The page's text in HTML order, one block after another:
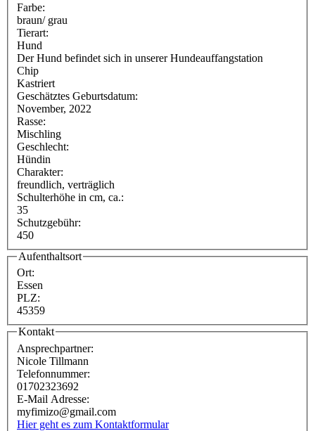
Farbe:
braun/ grau
Tierart:
Hund
Der Hund befindet sich in unserer Hundeauffangstation
Chip
Kastriert
Geschätztes Geburtsdatum:
November, 2022
Rasse:
Mischling
Geschlecht:
Hündin
Charakter:
freundlich, verträglich
Schulterhöhe in cm, ca.:
35
Schutzgebühr:
450
Aufenthaltsort
Ort:
Essen
PLZ:
45359
Kontakt
Ansprechpartner:
Nicole Tillmann
Telefonnummer:
01702323692
E-Mail Adresse:
myfimizo@gmail.com
Hier geht es zum Kontaktformular